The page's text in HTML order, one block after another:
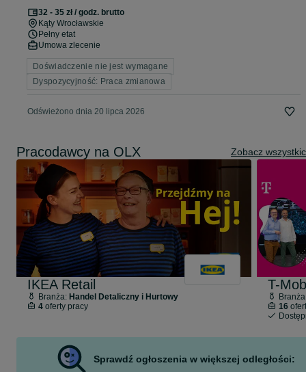
32 - 35 zł / godz. brutto
Kąty Wrocławskie
Pełny etat
Umowa zlecenie
Doświadczenie nie jest wymagane
Dyspozycyjność: Praca zmianowa
Odświeżono dnia 20 lipca 2026
Pracodawcy na OLX Zobacz
IKEA Retail
Branża: Handel Detaliczny i Hurtowy
4oferty pracy
T-
16
Sprawdź ogłoszenia w większej odległości: